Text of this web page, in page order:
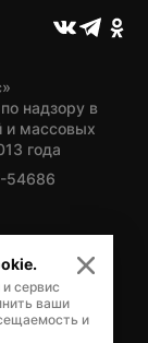
надзору в
и массовых
года
54686
Ямало-
сервис
ваши
и